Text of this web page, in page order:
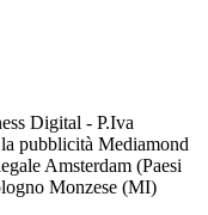
Digital - P.Iva
pubblicità Mediamond
Amsterdam (Paesi
Monzese (MI)